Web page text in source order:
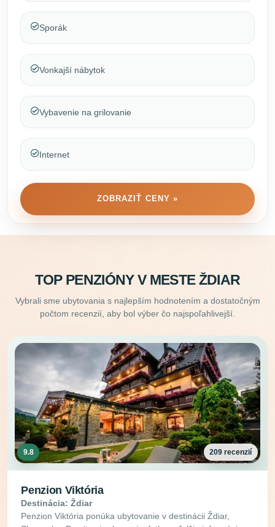
Sporák
Vonkajší nábytok
Vybavenie na grilovanie
Internet
ZOBRAZIŤ CENY »
TOP PENZIÓNY V MESTE ŽDIAR
Vybrali sme ubytovania s najlepším hodnotením a dostatočným
počtom recenzií, aby bol výber čo najspoľahlivejší.
9.8 209 recenzií
Penzion Viktória
Destinácia: Ždiar
Penzion Viktória ponúka ubytovanie v destinácii Ždiar,